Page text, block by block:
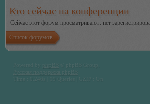
Кто сейчас на конференции
Сейчас этот форум просматривают: нет
Список форумов
Time : 0.246s | 19 Queries | GZIP : On